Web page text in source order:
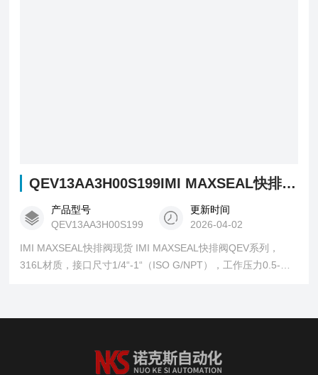
QEV13AA3H00S199IMI MAXSEAL快排阀现货
产品型号
QEV13AA3H00S199
更新时间
2026-04-02
IMI MAXSEAL快排阀现货 IMI MAXSEAL快排阀QEV系列，
316L材质，接口尺寸1/4“-1“（ISO G/NPT），工作压力0.5-